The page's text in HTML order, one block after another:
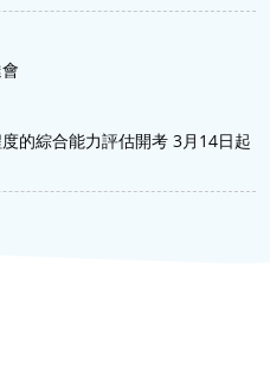
的綜合能力評估開考 3月14日起